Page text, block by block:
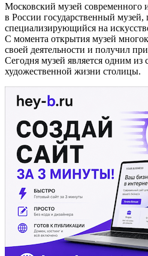
Московский музей современного
в России государственный музей,
специализирующийся на
С момента открытия музей
своей деятельности и получил
Сегодня музей является одним
художественной жизни столицы.